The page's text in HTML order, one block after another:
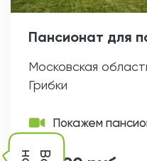
Пансионат для
Московская
Грибки
Покажем